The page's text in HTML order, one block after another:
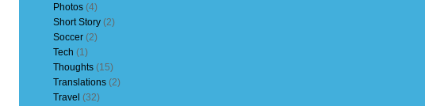
Photos (4)
Short Story (2)
Soccer (2)
Tech (1)
Thoughts (15)
Translations (2)
Travel (32)